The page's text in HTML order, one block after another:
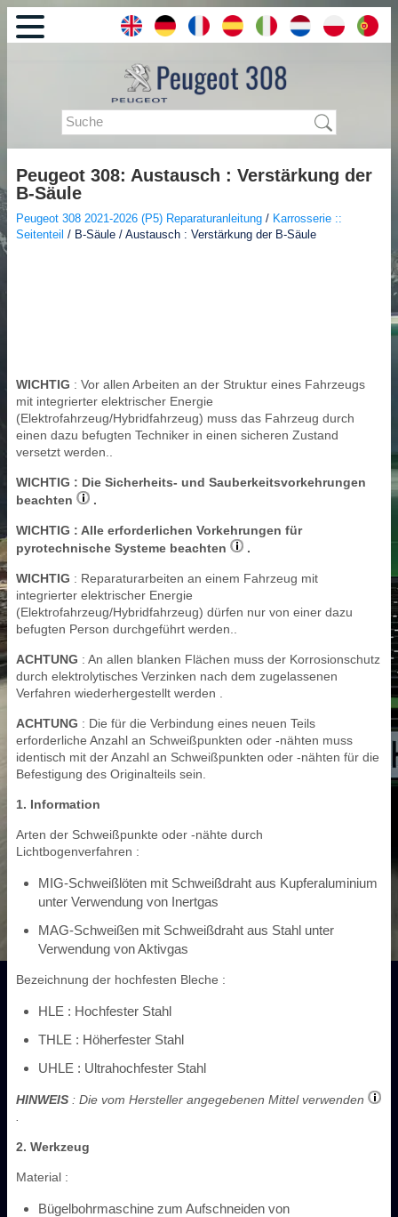
Peugeot 308: Austausch : Verstärkung der
B-Säule
Peugeot 308 2021-2026 (P5) Reparaturanleitung / Karrosserie ::
Seitenteil / B-Säule / Austausch : Verstärkung der B-Säule
WICHTIG : Vor allen Arbeiten an der Struktur eines Fahrzeugs
mit integrierter elektrischer Energie
(Elektrofahrzeug/Hybridfahrzeug) muss das Fahrzeug durch
einen dazu befugten Techniker in einen sicheren Zustand
versetzt werden..
WICHTIG : Die Sicherheits- und Sauberkeitsvorkehrungen
beachten
.
WICHTIG : Alle erforderlichen Vorkehrungen für
pyrotechnische Systeme beachten
.
WICHTIG : Reparaturarbeiten an einem Fahrzeug mit
integrierter elektrischer Energie
(Elektrofahrzeug/Hybridfahrzeug) dürfen nur von einer dazu
befugten Person durchgeführt werden..
ACHTUNG : An allen blanken Flächen muss der Korrosionschutz
durch elektrolytisches Verzinken nach dem zugelassenen
Verfahren wiederhergestellt werden .
ACHTUNG : Die für die Verbindung eines neuen Teils
erforderliche Anzahl an Schweißpunkten oder -nähten muss
identisch mit der Anzahl an Schweißpunkten oder -nähten für die
Befestigung des Originalteils sein.
1. Information
Arten der Schweißpunkte oder -nähte durch
Lichtbogenverfahren :
MIG-Schweißlöten mit Schweißdraht aus Kupferaluminium
unter Verwendung von Inertgas
MAG-Schweißen mit Schweißdraht aus Stahl unter
Verwendung von Aktivgas
Bezeichnung der hochfesten Bleche :
HLE : Hochfester Stahl
THLE : Höherfester Stahl
UHLE : Ultrahochfester Stahl
HINWEIS : Die vom Hersteller angegebenen Mittel verwenden
2. Werkzeug
Material :
Bügelbohrmaschine zum Aufschneiden von